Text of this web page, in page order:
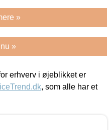
»
»
erhverv i øjeblikket er
, som alle har et